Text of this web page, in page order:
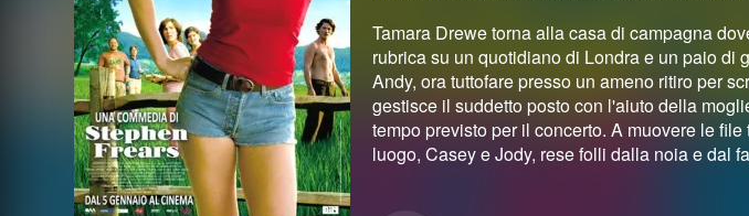
Tamara Drewe torna alla casa di campagna
rubrica su un quotidiano di Londra e un paio
Andy, ora tuttofare presso un ameno ritiro per
gestisce il suddetto posto con l'aiuto della
tempo previsto per il concerto. A muovere le
luogo, Casey e Jody, rese folli dalla noia e dal